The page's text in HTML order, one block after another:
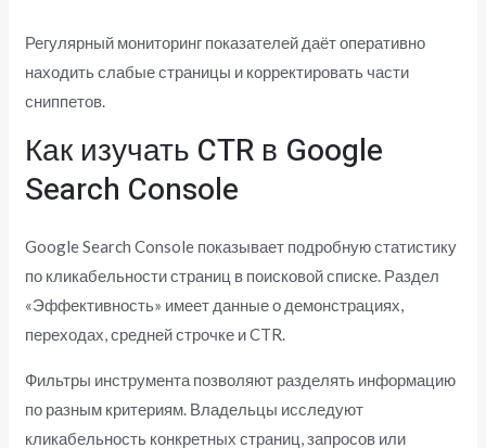
Регулярный мониторинг показателей даёт оперативно
находить слабые страницы и корректировать части
сниппетов.
Как изучать CTR в Google
Search Console
Google Search Console показывает подробную статистику
по кликабельности страниц в поисковой списке. Раздел
«Эффективность» имеет данные о демонстрациях,
переходах, средней строчке и CTR.
Фильтры инструмента позволяют разделять информацию
по разным критериям. Владельцы исследуют
кликабельность конкретных страниц, запросов или